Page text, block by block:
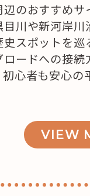
のおすすめサ
目川や新河岸
スポットを巡
ードへの接続
心者も安心の
VIEW